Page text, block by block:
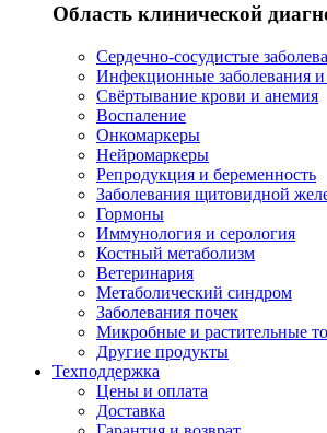
Область клинической
Сердечно-сосудистые
Инфекционные заболевания
Свёртывание крови и анемия
Воспаление
Онкомаркеры
Нейромаркеры
Репродукция и беременность
Заболевания щитовидной
Гормоны
Иммунология и серология
Костный метаболизм
Ветеринария
Метаболический синдром
Заболевания почек
Микробные и растительные
Другие продукты
Техподдержка
Цены и оплата
Доставка